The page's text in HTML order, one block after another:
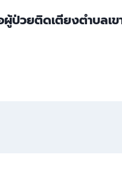
ป่วยติดเตียงตำบลเข